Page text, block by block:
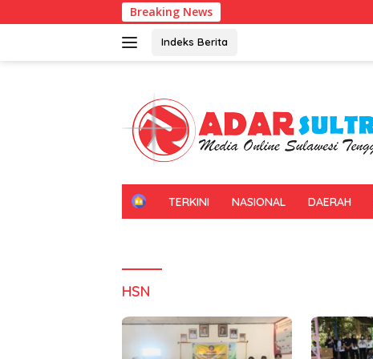
ke
Breaking News
Indeks Berita
H
TERKINI NASIONAL DAERAH
HSN